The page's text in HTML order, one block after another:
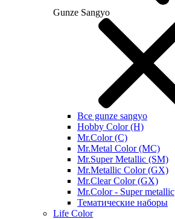
Gunze Sangyo
Все gunze sangyo
Hobby Color (H)
Mr.Color (C)
Mr.Metal Color (MC)
Mr.Super Metallic (SM)
Mr.Metallic Color (GX)
Mr.Clear Color (GX)
Mr.Color - Super metallic
Тематические наборы
Life Color